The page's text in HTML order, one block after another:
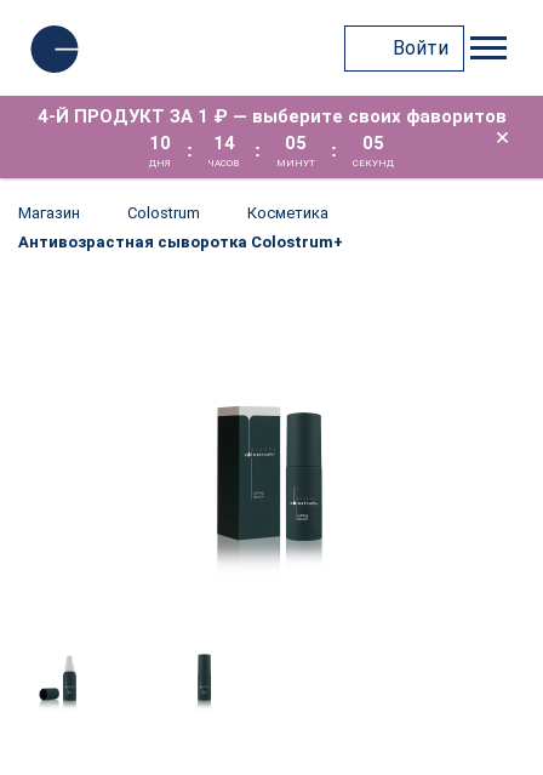
Войти
4-Й ПРОДУКТ ЗА 1 ₽ — выберите своих фаворитов
10
ДНЯ
: 14
ЧАСОВ
: 05
МИНУТ
: 05
СЕКУНД
×
Магазин Colostrum
Косметика
Антивозрастная сыворотка Colostrum+